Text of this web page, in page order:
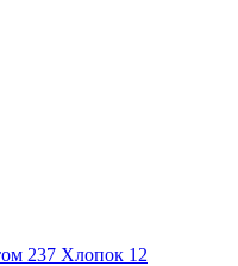
237 Хлопок 12